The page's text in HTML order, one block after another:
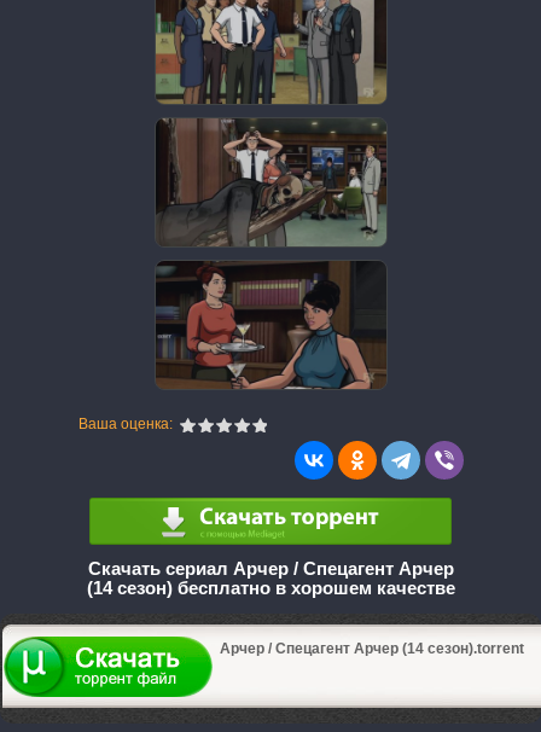
Ваша оценка:
Скачать сериал Арчер / Спецагент Арчер
(14 сезон) бесплатно в хорошем качестве
Арчер / Спецагент Арчер (14 сезон).torrent